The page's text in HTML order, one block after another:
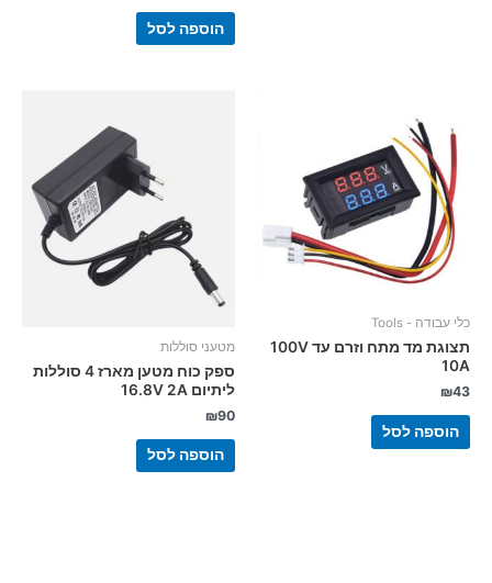
הוספה לסל
כלי עבודה - Tools
תצוגת מד מתח וזרם עד 100V
10A
₪43
הוספה לסל
מטעני סוללות
ספק כוח מטען מארז 4 סוללות
ליתיום 16.8V 2A
₪90
הוספה לסל